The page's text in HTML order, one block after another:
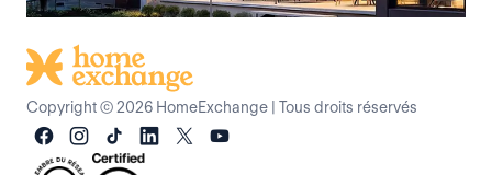
Copyright © 2026 HomeExchange Tous droits réservés